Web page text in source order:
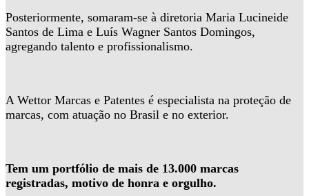
Posteriormente, somaram-se à diretoria Maria Lucineide
Santos de Lima e Luís Wagner Santos Domingos,
agregando talento e profissionalismo.
A Wettor Marcas e Patentes é especialista na proteção de
marcas, com atuação no Brasil e no exterior.
Tem um portfólio de mais de 13.000 marcas
registradas, motivo de honra e orgulho.